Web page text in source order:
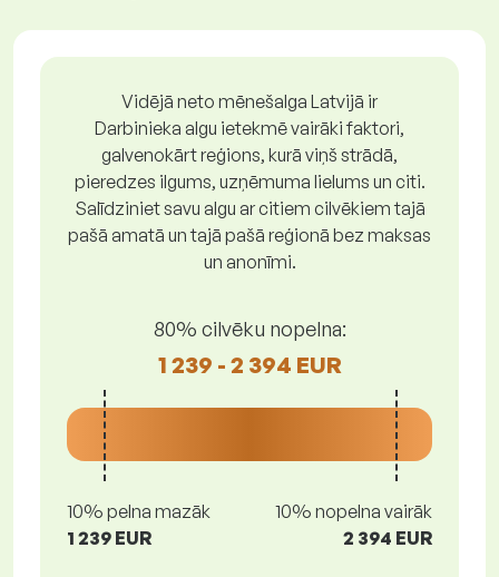
Vidējā neto mēnešalga Latvijā ir
Darbinieka algu ietekmē vairāki faktori,
galvenokārt reģions, kurā viņš strādā,
pieredzes ilgums, uzņēmuma lielums un citi.
Salīdziniet savu algu ar citiem cilvēkiem tajā
pašā amatā un tajā pašā reģionā bez maksas
un anonīmi.
80% cilvēku nopelna:
1 239 - 2 394 EUR
10% pelna mazāk
1 239 EUR
10% nopelna vairāk
2 394 EUR